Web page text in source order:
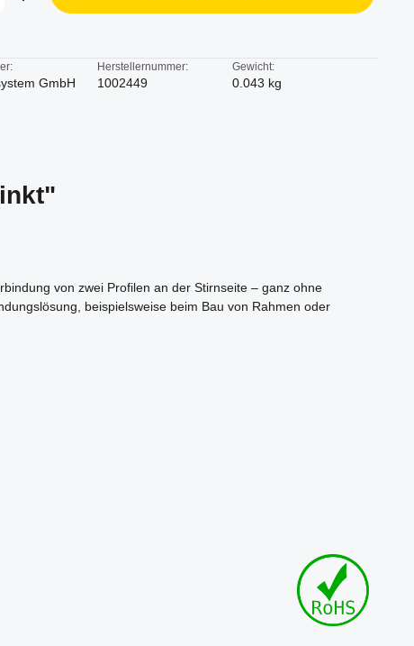
GmbH
Herstellernummer:
1002449
Gewicht:
0.043 kg
von zwei Profilen an der Stirnseite – ganz ohne
beispielsweise beim Bau von Rahmen oder